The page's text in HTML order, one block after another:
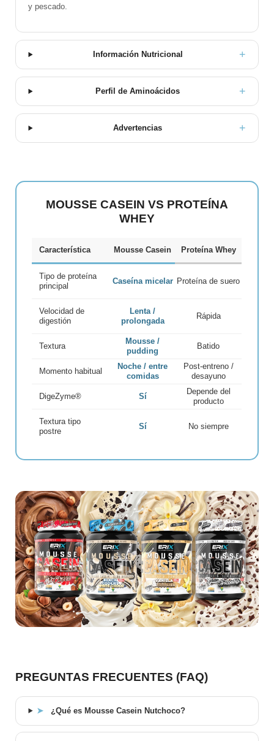
y pescado.
Información Nutricional
Perfil de Aminoácidos
Advertencias
MOUSSE CASEIN VS PROTEÍNA
WHEY
Característica Mousse Casein Proteína Whey
Tipo de proteína
principal
Caseína micelar Proteína de suero
Velocidad de
digestión
Lenta /
prolongada
Rápida
Textura
Mousse /
pudding
Batido
Momento habitual
Noche / entre
comidas
Post-entreno /
desayuno
DigeZyme® Sí
Depende del
producto
Textura tipo
postre
Sí No siempre
PREGUNTAS FRECUENTES (FAQ)
➤ ¿Qué es Mousse Casein Nutchoco?